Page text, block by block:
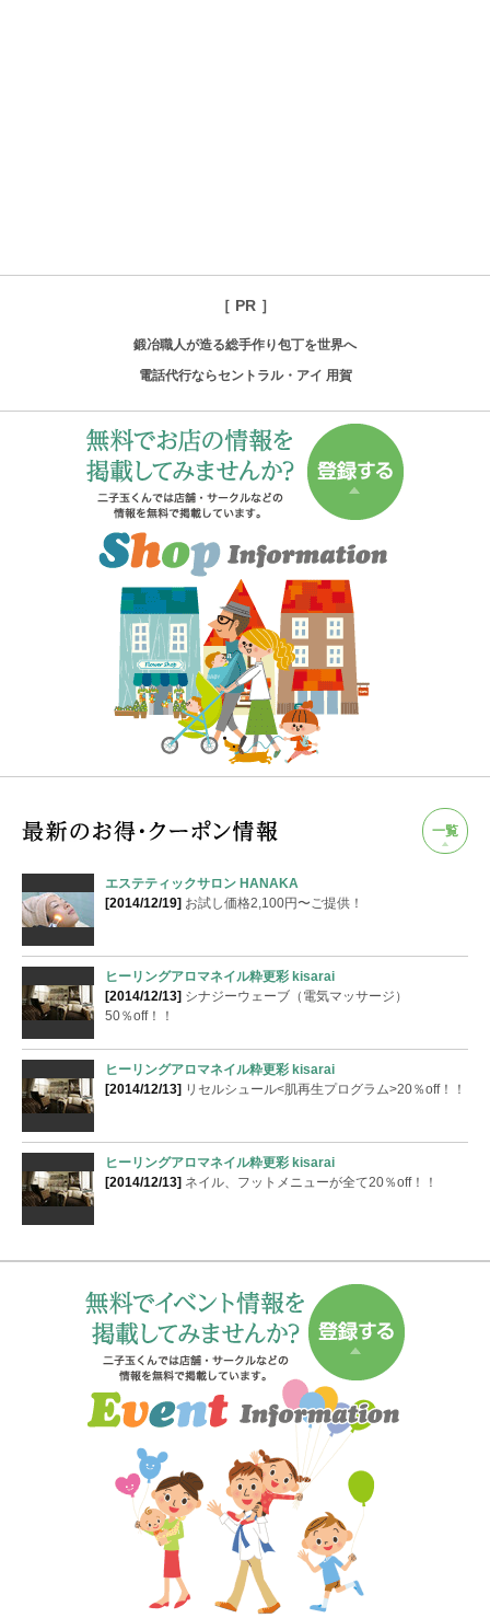
［ PR ］
鍛冶職人が造る総手作り包丁を世界へ
電話代行ならセントラル・アイ 用賀
一覧
エステティックサロン HANAKA
[2014/12/19] お試し価格2,100円〜ご提供！
ヒーリングアロマネイル粋更彩 kisarai
[2014/12/13] シナジーウェーブ（電気マッサージ）
50％off！！
ヒーリングアロマネイル粋更彩 kisarai
[2014/12/13] リセルシュール<肌再生プログラム>20％off！！
ヒーリングアロマネイル粋更彩 kisarai
[2014/12/13] ネイル、フットメニューが全て20％off！！